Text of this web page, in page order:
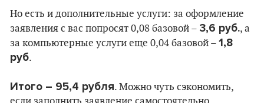
Но есть и дополнительные услуги: за оформление
заявления с вас попросят 0,08 базовой – 3,6 руб., а
за компьютерные услуги еще 0,04 базовой – 1,8
руб.
Итого – 95,4 рубля. Можно чуть сэкономить,